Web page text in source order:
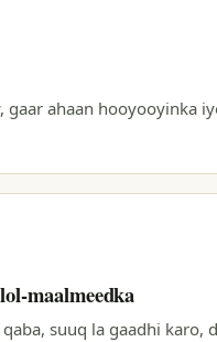
gaar ahaan hooyooyinka
maalmeedka
suuq la gaadhi karo,